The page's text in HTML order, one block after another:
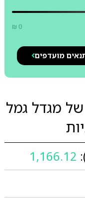
₪ 0
מועדפים
מגדל גמל
1,166.12